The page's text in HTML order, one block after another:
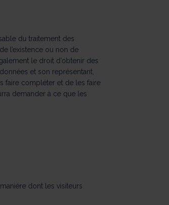
du traitement des
l’existence ou non de
le droit d’obtenir des
et son représentant,
faire compléter et de les faire
demander à ce que les
dont les visiteurs